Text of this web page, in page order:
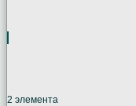
2 элемента